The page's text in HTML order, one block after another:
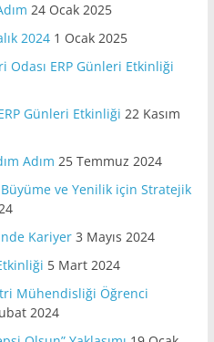
24 Ocak 2025
2024 1 Ocak 2025
ERP Günleri Etkinliği
Günleri Etkinliği 22 Kasım
Adım 25 Temmuz 2024
Büyüme ve Yenilik için Stratejik
Kariyer 3 Mayıs 2024
5 Mart 2024
Mühendisliği Öğrenci
2024